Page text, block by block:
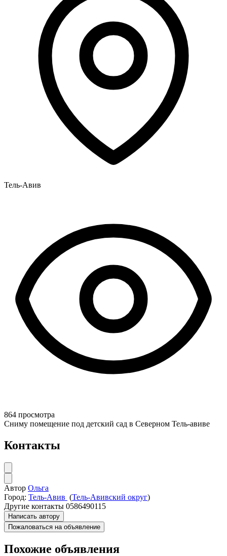
Тель-Авив
864 просмотра
Сниму помещение под детский сад в Северном Тель-авиве
Контакты
Автор Ольга
Город: Тель-Авив (Тель-Авивский округ)
Другие контакты 0586490115
Написать автору
Пожаловаться на объявление
Похожие объявления